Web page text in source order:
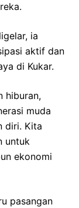
ia
aktif dan
di Kukar.
hiburan,
muda
diri. Kita
untuk
ekonomi
pasangan